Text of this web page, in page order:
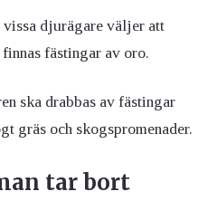
djurägare väljer att
fästingar av oro.
ska drabbas av fästingar
gräs och skogspromenader.
tar bort